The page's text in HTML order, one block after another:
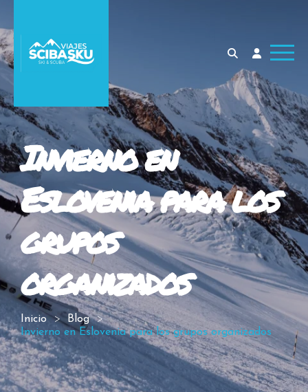
Invierno en
Eslovenia para los
grupos
organizados
Inicio
Blog
Invierno en Eslovenia para los grupos organizados